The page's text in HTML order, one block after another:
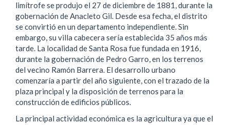
limítrofe se produjo el 27 de diciembre de 1881, durante la
gobernación de Anacleto Gil. Desde esa fecha, el distrito
se convirtió en un departamento independiente. Sin
embargo, su villa cabecera sería establecida 35 años más
tarde. La localidad de Santa Rosa fue fundada en 1916,
durante la gobernación de Pedro Garro, en los terrenos
del vecino Ramón Barrera. El desarrollo urbano
comenzaría a partir del año siguiente, con el trazado de la
plaza principal y la disposición de terrenos para la
construcción de edificios públicos.
La principal actividad económica es la agricultura ya que el